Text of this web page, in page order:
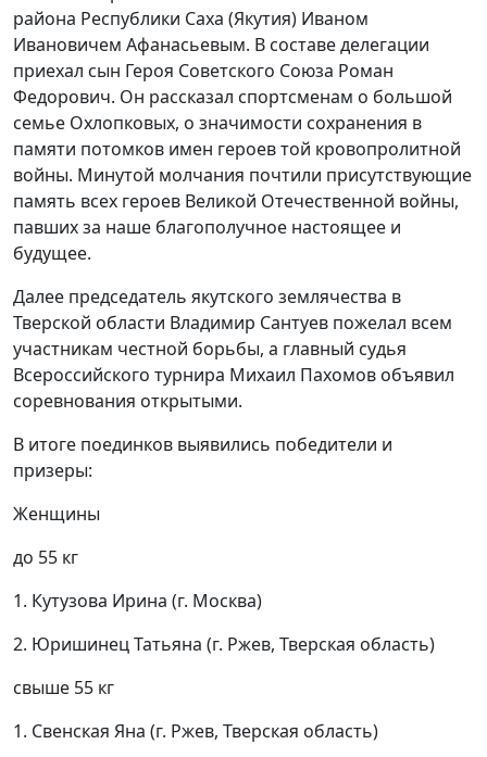
района Республики Саха (Якутия) Иваном
Ивановичем Афанасьевым. В составе делегации
приехал сын Героя Советского Союза Роман
Федорович. Он рассказал спортсменам о большой
семье Охлопковых, о значимости сохранения в
памяти потомков имен героев той кровопролитной
войны. Минутой молчания почтили присутствующие
память всех героев Великой Отечественной войны,
павших за наше благополучное настоящее и
будущее.
Далее председатель якутского землячества в
Тверской области Владимир Сантуев пожелал всем
участникам честной борьбы, а главный судья
Всероссийского турнира Михаил Пахомов объявил
соревнования открытыми.
В итоге поединков выявились победители и
призеры:
Женщины
до 55 кг
1. Кутузова Ирина (г. Москва)
2. Юришинец Татьяна (г. Ржев, Тверская область)
свыше 55 кг
1. Свенская Яна (г. Ржев, Тверская область)